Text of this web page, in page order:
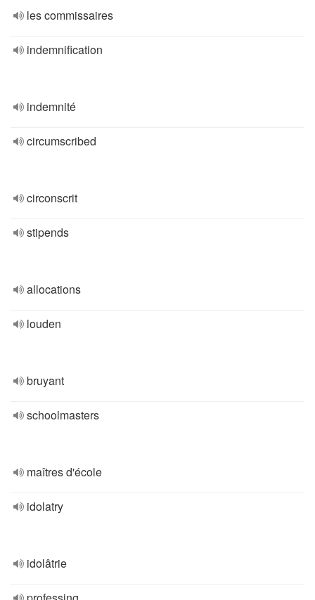
les commissaires
indemnification
indemnité
circumscribed
circonscrit
stipends
allocations
louden
bruyant
schoolmasters
maîtres d'école
idolatry
idolâtrie